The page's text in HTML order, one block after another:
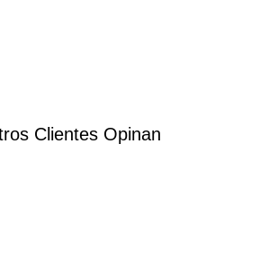
Clientes Opinan